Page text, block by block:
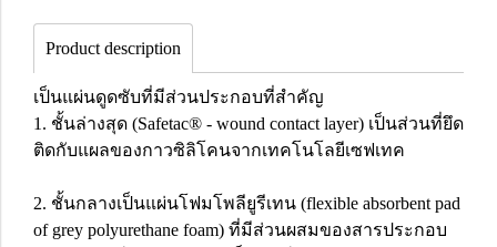
Product description
เป็นแผ่นดูดซับที่มีส่วนประกอบที่สำคัญ
1. ชั้นล่างสุด (Safetac® - wound contact layer) เป็นส่วนที่ยึด
ติดกับแผลของกาวซิลิโคนจากเทคโนโลยีเซฟเทค
2. ชั้นกลางเป็นแผ่นโฟมโพลียูรีเทน (flexible absorbent pad
of grey polyurethane foam) ที่มีส่วนผสมของสารประกอบ